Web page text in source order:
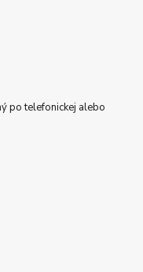
po telefonickej alebo